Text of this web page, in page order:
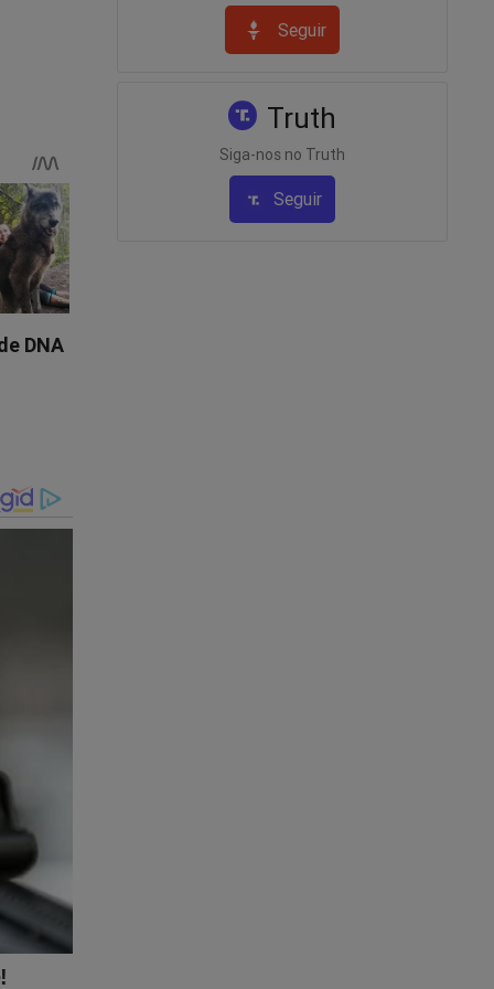
o
Seguir
Truth
Siga-nos no Truth
Seguir